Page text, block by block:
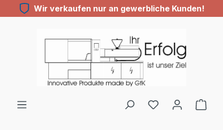
Zum Hauptinhalt springen
Wir verkaufen nur an gewerbliche Kunden!
Du hast 0